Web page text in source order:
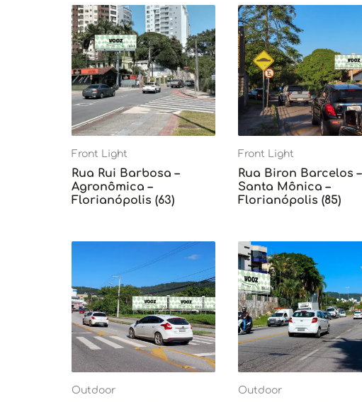
Front Light
Rua Rui Barbosa –
Agronômica –
Florianópolis (63)
Front Light
Rua Biron Barcelos –
Santa Mônica –
Florianópolis (85)
Outdoor Outdoor